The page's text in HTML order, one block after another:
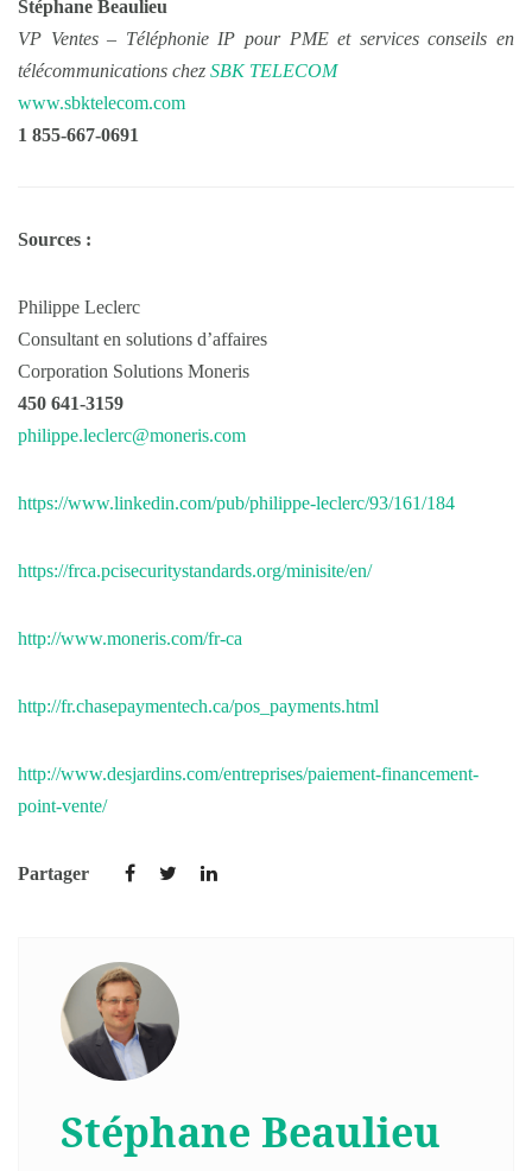
Stéphane Beaulieu
VP Ventes – Téléphonie IP pour PME et services conseils en
télécommunications chez SBK TELECOM
www.sbktelecom.com
1 855-667-0691
Sources :
Philippe Leclerc
Consultant en solutions d’affaires
Corporation Solutions Moneris
450 641-3159
philippe.leclerc@moneris.com
https://www.linkedin.com/pub/philippe-leclerc/93/161/184
https://frca.pcisecuritystandards.org/minisite/en/
http://www.moneris.com/fr-ca
http://fr.chasepaymentech.ca/pos_payments.html
http://www.desjardins.com/entreprises/paiement-financement-
point-vente/
Partager
Stéphane Beaulieu